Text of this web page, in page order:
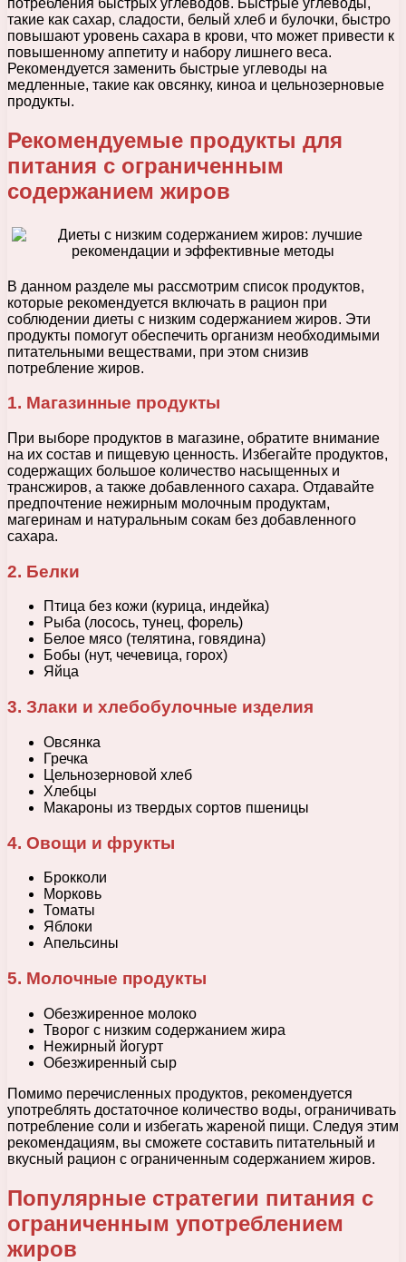
такие как сахар, сладости, белый хлеб и булочки, быстро
повышают уровень сахара в крови, что может привести к
повышенному аппетиту и набору лишнего веса.
Рекомендуется заменить быстрые углеводы на
медленные, такие как овсянку, киноа и цельнозерновые
продукты.
Рекомендуемые продукты для
питания с ограниченным
содержанием жиров
В данном разделе мы рассмотрим список продуктов,
которые рекомендуется включать в рацион при
соблюдении диеты с низким содержанием жиров. Эти
продукты помогут обеспечить организм необходимыми
питательными веществами, при этом снизив
потребление жиров.
1. Магазинные продукты
При выборе продуктов в магазине, обратите внимание
на их состав и пищевую ценность. Избегайте продуктов,
содержащих большое количество насыщенных и
трансжиров, а также добавленного сахара. Отдавайте
предпочтение нежирным молочным продуктам,
магеринам и натуральным сокам без добавленного
сахара.
2. Белки
Птица без кожи (курица, индейка)
Рыба (лосось, тунец, форель)
Белое мясо (телятина, говядина)
Бобы (нут, чечевица, горох)
Яйца
3. Злаки и хлебобулочные изделия
Овсянка
Гречка
Цельнозерновой хлеб
Хлебцы
Макароны из твердых сортов пшеницы
4. Овощи и фрукты
Брокколи
Морковь
Томаты
Яблоки
Апельсины
5. Молочные продукты
Обезжиренное молоко
Творог с низким содержанием жира
Нежирный йогурт
Обезжиренный сыр
Помимо перечисленных продуктов, рекомендуется
употреблять достаточное количество воды, ограничивать
потребление соли и избегать жареной пищи. Следуя этим
рекомендациям, вы сможете составить питательный и
вкусный рацион с ограниченным содержанием жиров.
Популярные стратегии питания с
ограниченным употреблением
жиров